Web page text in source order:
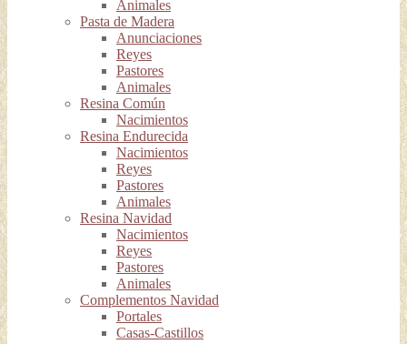
Animales
Pasta de Madera
Anunciaciones
Reyes
Pastores
Animales
Resina Común
Nacimientos
Resina Endurecida
Nacimientos
Reyes
Pastores
Animales
Resina Navidad
Nacimientos
Reyes
Pastores
Animales
Complementos Navidad
Portales
Casas-Castillos